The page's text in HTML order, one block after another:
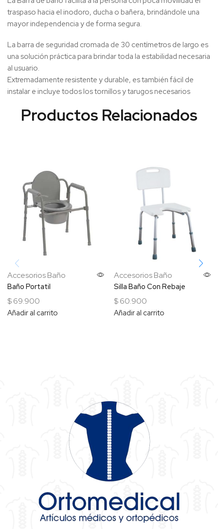
traspaso hacia el inodoro, ducha o bañera, brindándole una
mayor independencia y de forma segura.
La barra de seguridad cromada de 30 centímetros de largo es
una solución práctica para brindar toda la estabilidad necesaria
al usuario.
Extremadamente resistente y durable, es también fácil de
instalar e incluye todos los tornillos y tarugos necesarios
Accesorios Baño
Baño Portatil
$69.900
Añadir al carrito
Accesorios Baño
Silla Baño Con Rebaje
$60.900
Añadir al carrito